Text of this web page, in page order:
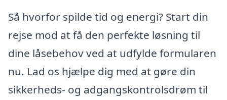
Så hvorfor spilde tid og energi? Start din
rejse mod at få den perfekte løsning til
dine låsebehov ved at udfylde formularen
nu. Lad os hjælpe dig med at gøre din
sikkerheds- og adgangskontrolsdrøm til